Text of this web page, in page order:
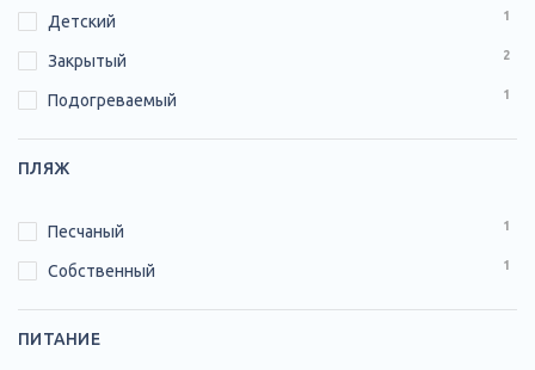
Детский 1
Закрытый 2
Подогреваемый 1
ПЛЯЖ
Песчаный 1
Собственный 1
ПИТАНИЕ